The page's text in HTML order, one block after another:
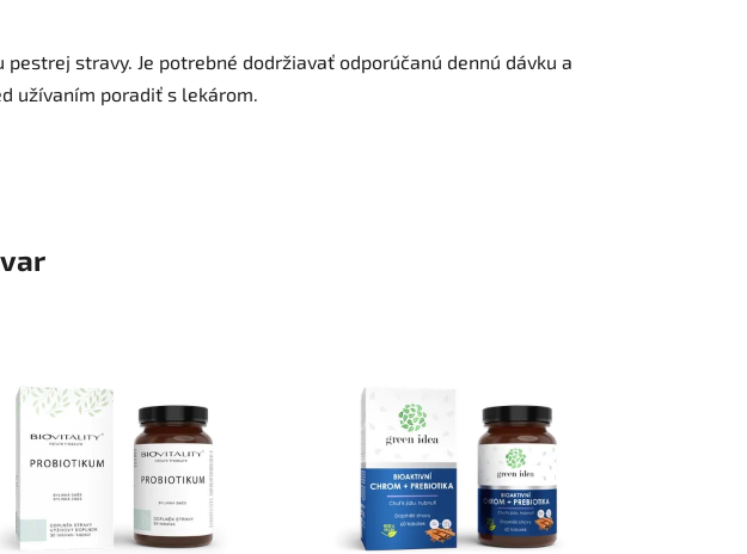
stravy. Je potrebné dodržiavať odporúčanú dennú dávku a
užívaním poradiť s lekárom.